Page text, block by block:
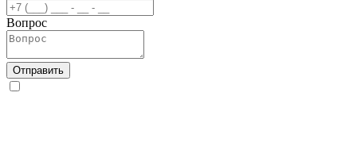
Вопрос
Отправить